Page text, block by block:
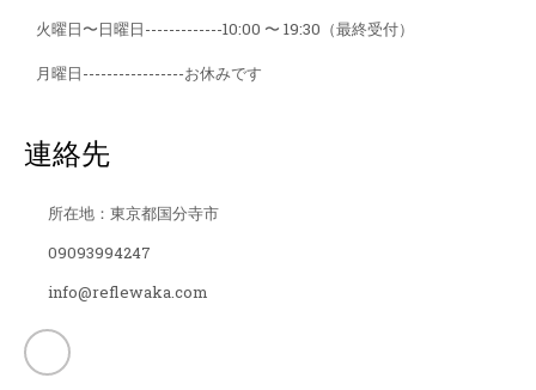
火曜日〜日曜日-------------10:00 〜 19:30（最終受付）
月曜日-----------------お休みです
連絡先
所在地：東京都国分寺市
09093994247
info@reflewaka.com